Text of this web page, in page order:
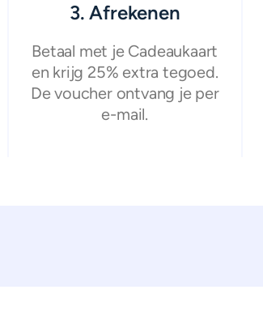
3. Afrekenen
Betaal met je Cadeaukaart
en krijg 25% extra tegoed.
De voucher ontvang je per
e-mail.